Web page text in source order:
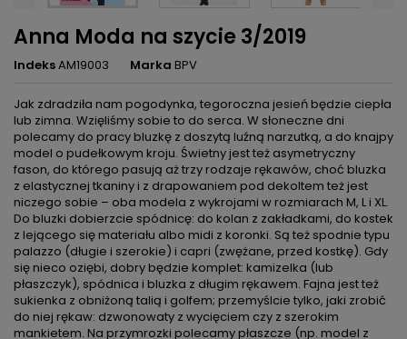
Anna Moda na szycie 3/2019
IndeksAM19003 Marka BPV
Jak zdradziła nam pogodynka, tegoroczna jesień będzie ciepła
lub zimna. Wzięliśmy sobie to do serca. W słoneczne dni
polecamy do pracy bluzkę z doszytą luźną narzutką, a do knajpy
model o pudełkowym kroju. Świetny jest też asymetryczny
fason, do którego pasują aż trzy rodzaje rękawów, choć bluzka
z elastycznej tkaniny i z drapowaniem pod dekoltem też jest
niczego sobie – oba modela z wykrojami w rozmiarach M, L i XL.
Do bluzki dobierzcie spódnicę: do kolan z zakładkami, do kostek
z lejącego się materiału albo midi z koronki. Są też spodnie typu
palazzo (długie i szerokie) i capri (zwężane, przed kostkę). Gdy
się nieco oziębi, dobry będzie komplet: kamizelka (lub
płaszczyk), spódnica i bluzka z długim rękawem. Fajna jest też
sukienka z obniżoną talią i golfem; przemyślcie tylko, jaki zrobić
do niej rękaw: dzwonowaty z wycięciem czy z szerokim
mankietem. Na przymrozki polecamy płaszcze (np. model z